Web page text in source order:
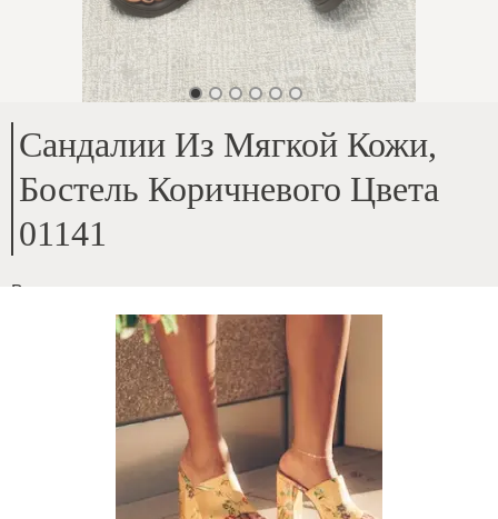
Сандалии Из Мягкой Кожи,
Бостель Коричневого Цвета
01141
Верх – натуральная мягкая кожа
Внутренняя часть – натуральная кожа;
Высота подошвы – 3 см;
Для стопы средней ширины ;
4ZWQgYRaEbDyKXKpK8Hn